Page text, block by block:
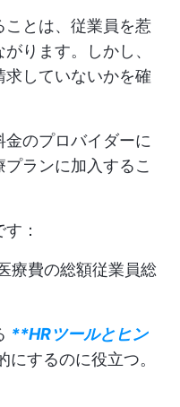
とは、従業員を惹
ります。しかし、
求していないかを確
のプロバイダーに
ランに加入するこ
：
療費の総額従業員総
**HRツールとヒン
するのに役立つ。